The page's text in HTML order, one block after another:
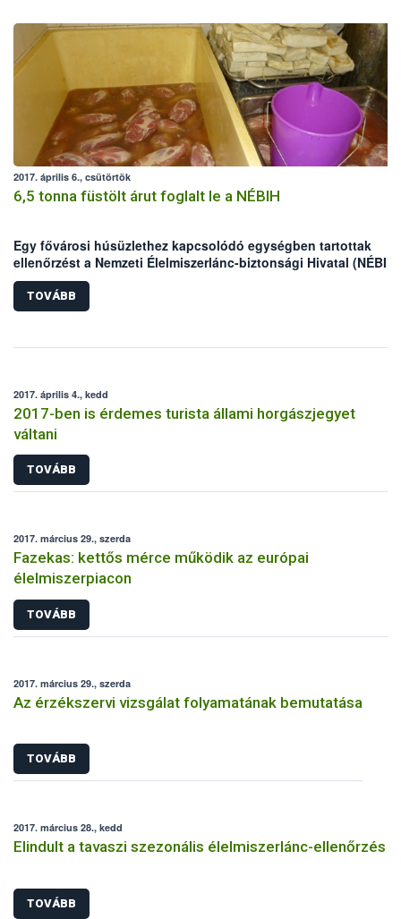
2017. április 6., csütörtök
6,5 tonna füstölt árut foglalt le a NÉBIH
Egy fővárosi húsüzlethez kapcsolódó egységben tartottak
ellenőrzést a Nemzeti Élelmiszerlánc-biztonsági Hivatal (NÉBIH)
szakemberei. A helyszínen mintegy 6,5 tonna nem nyomon
követhető terméket foglaltak le az ellenőrök, valamint – többek
között higiéniai problémák miatt – felfüggesztették az egység
TOVÁBB
2017. április 4., kedd
2017-ben is érdemes turista állami horgászjegyet
váltani
TOVÁBB
2017. március 29., szerda
Fazekas: kettős mérce működik az európai
élelmiszerpiacon
TOVÁBB
2017. március 29., szerda
Az érzékszervi vizsgálat folyamatának bemutatása
TOVÁBB
2017. március 28., kedd
Elindult a tavaszi szezonális élelmiszerlánc-ellenőrzés
TOVÁBB